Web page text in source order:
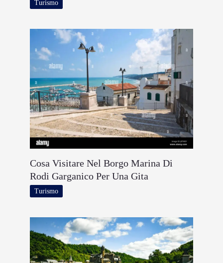
Turismo
Cosa Visitare Nel Borgo Marina Di
Rodi Garganico Per Una Gita
Turismo